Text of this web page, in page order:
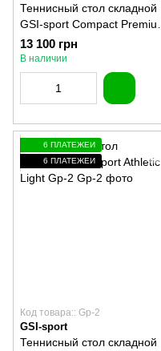
Теннисный стол складной
GSI-sport Compact Premium
Gk-6
13 100 грн
В наличии
6 ПЛАТЕЖЕЙ
6 ПЛАТЕЖЕЙ
Код товара:: Gp-2
GSI-sport
Теннисный стол складной